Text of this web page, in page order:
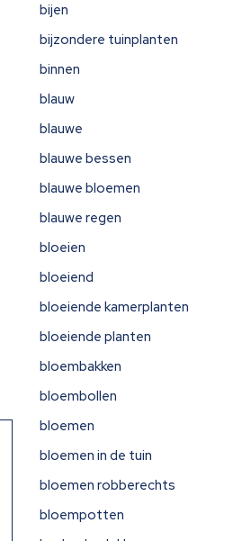
bijen
bijzondere tuinplanten
binnen
blauw
blauwe
blauwe bessen
blauwe bloemen
blauwe regen
bloeien
bloeiend
bloeiende kamerplanten
bloeiende planten
bloembakken
bloembollen
bloemen
bloemen in de tuin
bloemen robberechts
bloempotten